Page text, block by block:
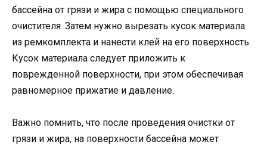
бассейна от грязи и жира с помощью специального
очистителя. Затем нужно вырезать кусок материала
из ремкомплекта и нанести клей на его поверхность.
Кусок материала следует приложить к
поврежденной поверхности, при этом обеспечивая
равномерное прижатие и давление.
Важно помнить, что после проведения очистки от
грязи и жира, на поверхности бассейна может